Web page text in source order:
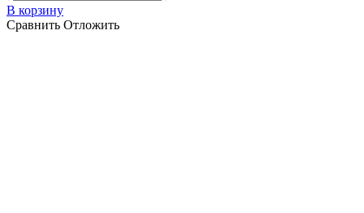
В корзину
Сравнить Отложить